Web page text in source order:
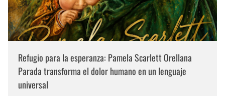
Refugio para la esperanza: Pamela Scarlett Orellana
Parada transforma el dolor humano en un lenguaje
universal